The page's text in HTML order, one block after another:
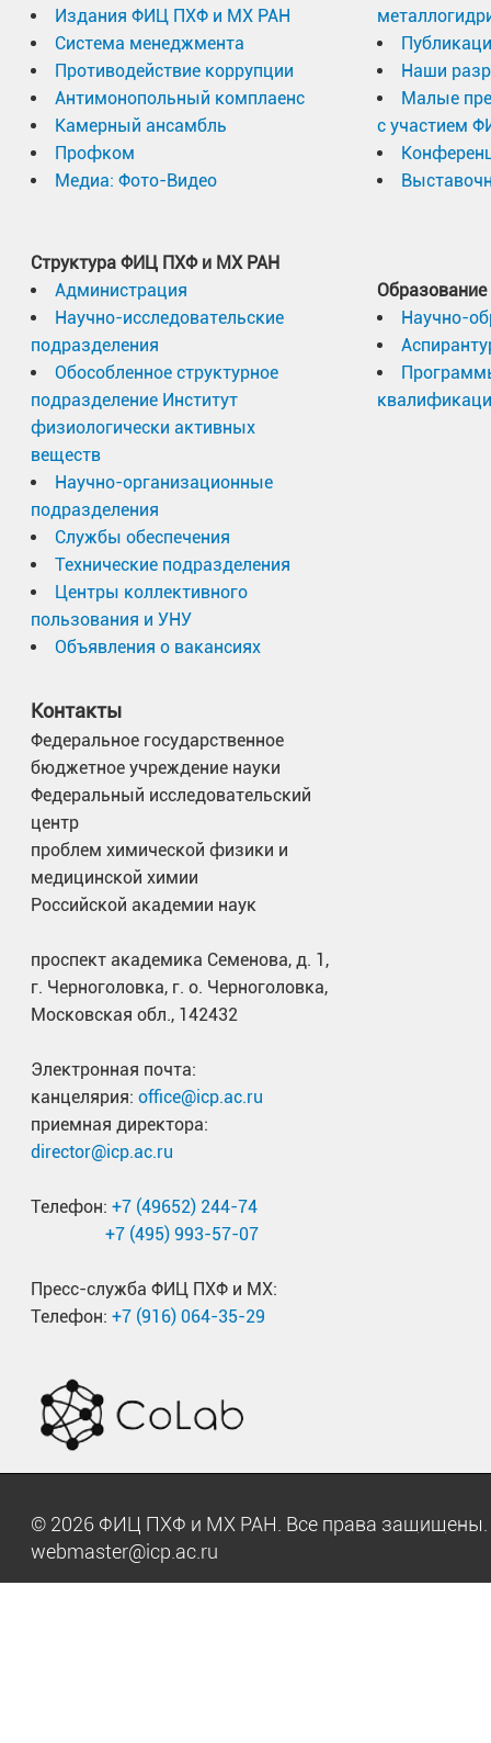
Издания ФИЦ ПХФ и МХ РАН
Система менеджмента
Противодействие коррупции
Антимонопольный комплаенс
Камерный ансамбль
Профком
Медиа: Фото-Видео
Структура ФИЦ ПХФ и МХ РАН
Администрация
Научно-исследовательские
подразделения
Обособленное структурное
подразделение Институт
физиологически активных
веществ
Научно-организационные
подразделения
Службы обеспечения
Технические подразделения
Центры коллективного
пользования и УНУ
Объявления о вакансиях
Наши
Малые
с участием
Образование
Научно-
Контакты
Федеральное государственное
бюджетное учреждение науки
Федеральный исследовательский
центр
проблем химической физики и
медицинской химии
Российской академии наук
проспект академика Семенова, д. 1,
г. Черноголовка, г. о. Черноголовка,
Московская обл., 142432
Электронная почта:
канцелярия: office@icp.ac.ru
приемная директора:
director@icp.ac.ru
Телефон: +7 (49652) 244-74
+7 (495) 993-57-07
Пресс-служба ФИЦ ПХФ и МХ:
Телефон: +7 (916) 064-35-29
© 2026 ФИЦ ПХФ и МХ РАН. Все права
webmaster@icp.ac.ru